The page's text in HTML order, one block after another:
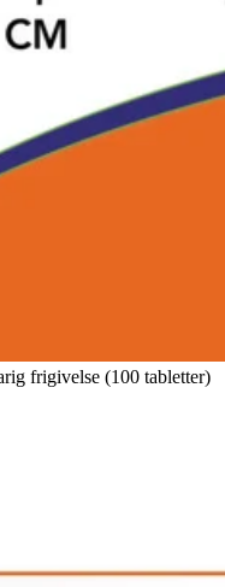
frigivelse (100 tabletter)